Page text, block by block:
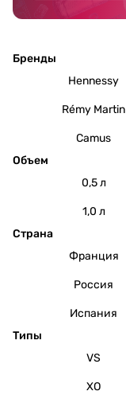
Бренды
Hennessy
Rémy Martin
Camus
Объем
0,5 л
1,0 л
Страна
Франция
Россия
Испания
Типы
VS
XO